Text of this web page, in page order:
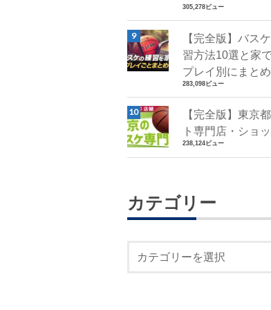
305,278ビュー
【完全版】バス
習方法10選と家
プレイ別にまとめ
283,098ビュー
【完全版】東京
ト専門店・ショ
238,124ビュー
カテゴリー